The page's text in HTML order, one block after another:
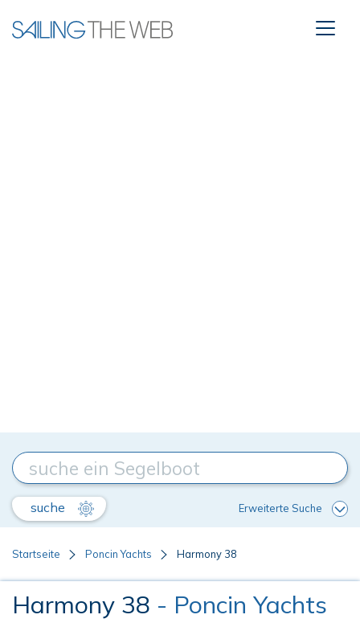
suche Erweiterte Suche
Startseite Poncin Yachts Harmony 38
Harmony 38 - Poncin Yachts